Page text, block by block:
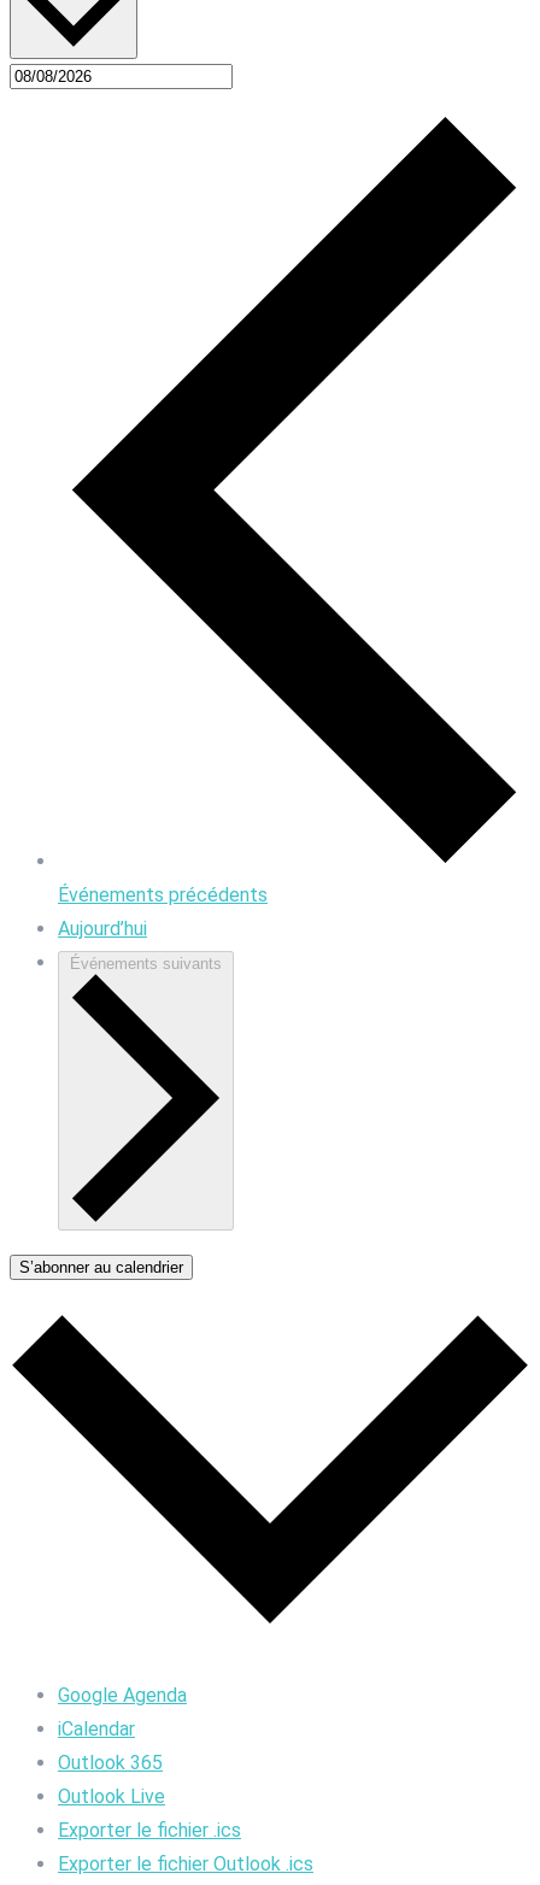
Événements précédents
Aujourd’hui
Événements suivants
S’abonner au calendrier
Google Agenda
iCalendar
Outlook 365
Outlook Live
Exporter le fichier .ics
Exporter le fichier Outlook .ics